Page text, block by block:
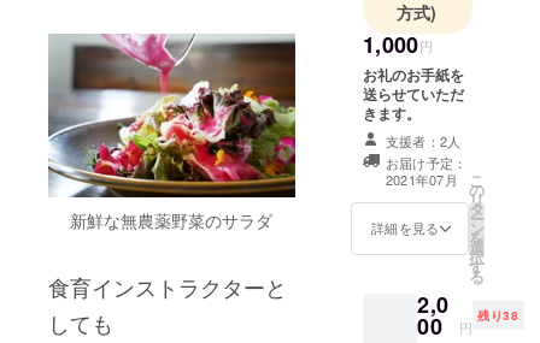
新鮮な無農薬野菜のサラダ
食育インストラクターと
しても
方式)
1,000円
お礼のお手紙を
送らせていただ
きます。
支援者：2人
お届け予定：
2021年07月
詳細を見る
こ
の
リ
タ
ー
ン
を
選
択
す
る
2,0
00 円
残り38